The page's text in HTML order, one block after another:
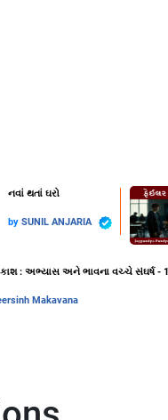
નવાં થતાં ઘરો
by SUNIL ANJARIA
: અભ્યાસ અને ભાવના વચ્ચે સંઘર્ષ - 1
Makavana